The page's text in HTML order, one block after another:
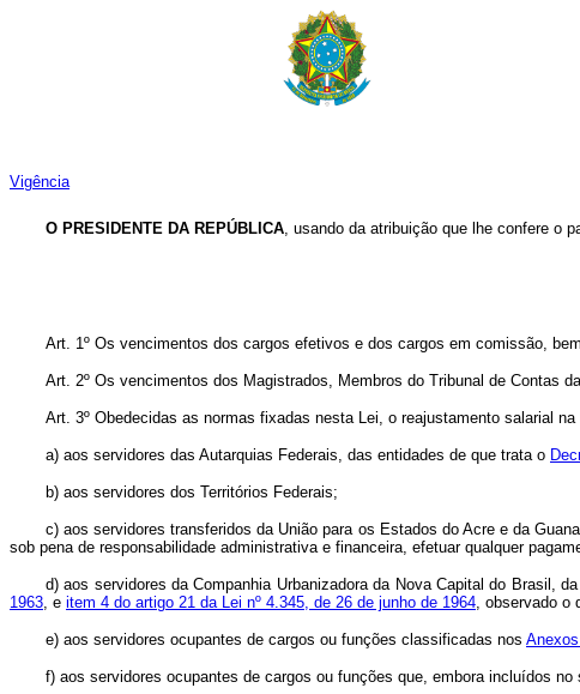
Vigência
O PRESIDENTE DA REPÚBLICA, usando da atribuição que lhe confere o
Art. 1º Os vencimentos dos cargos efetivos e dos cargos em comissão,
Art. 2º Os vencimentos dos Magistrados, Membros do Tribunal de Contas
Art. 3º Obedecidas as normas fixadas nesta Lei, o reajustamento salarial
a) aos servidores das Autarquias Federais, das entidades de que trata o
b) aos servidores dos Territórios Federais;
c) aos servidores transferidos da União para os Estados do Acre e da
sob pena de responsabilidade administrativa e financeira, efetuar qualquer
d) aos servidores da Companhia Urbanizadora da Nova Capital do Brasil,
1963, e item 4 do artigo 21 da Lei nº 4.345, de 26 de junho de 1964, observado o
e) aos servidores ocupantes de cargos ou funções classificadas nos
f) aos servidores ocupantes de cargos ou funções que, embora incluídos